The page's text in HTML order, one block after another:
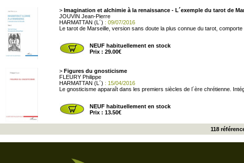
> Imagination et alchimie à la renaissance - L´exemple du tarot de
JOUVIN Jean-Pierre
HARMATTAN (L´) : 09/07/2016
Le tarot de Marseille, version sans doute la plus connue du tarot,
NEUF habituellement en stock
Prix : 29.00€
> Figures du gnosticisme
FLEURY Philippe
HARMATTAN (L´) : 15/04/2016
Le gnosticisme apparaît dans les premiers siècles de l´ère chrétienne.
NEUF habituellement en stock
Prix : 13.50€
118